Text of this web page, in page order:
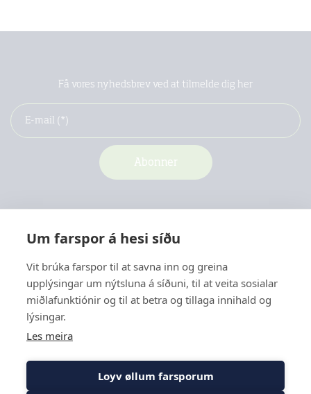
Få vores nyhedsbrev ved at tilmelde dig her
Kontakt
Menu
Um farspor á hesi síðu
Vit brúka farspor til at savna inn og greina
upplýsingar um nýtsluna á síðuni, til at veita sosialar
miðlafunktiónir og til at betra og tillaga innihald og
lýsingar.
Les meira
Loyv øllum farsporum